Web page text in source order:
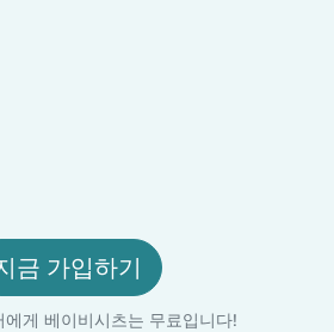
금 가입하기
에게 베이비시츠는 무료입니다!